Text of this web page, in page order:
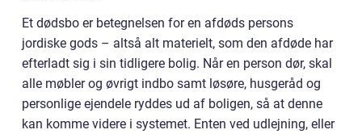
Et dødsbo er betegnelsen for en afdøds persons
jordiske gods – altså alt materielt, som den afdøde har
efterladt sig i sin tidligere bolig. Når en person dør, skal
alle møbler og øvrigt indbo samt løsøre, husgeråd og
personlige ejendele ryddes ud af boligen, så at denne
kan komme videre i systemet. Enten ved udlejning, eller